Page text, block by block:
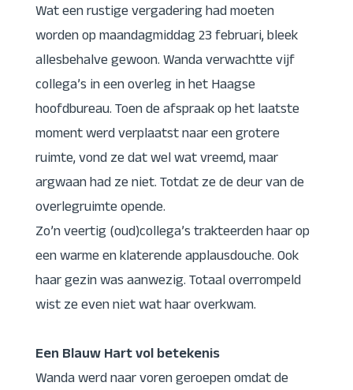
Wat een rustige vergadering had moeten
worden op maandagmiddag 23 februari, bleek
allesbehalve gewoon. Wanda verwachtte vijf
collega’s in een overleg in het Haagse
hoofdbureau. Toen de afspraak op het laatste
moment werd verplaatst naar een grotere
ruimte, vond ze dat wel wat vreemd, maar
argwaan had ze niet. Totdat ze de deur van de
overlegruimte opende.
Zo’n veertig (oud)collega’s trakteerden haar op
een warme en klaterende applausdouche. Ook
haar gezin was aanwezig. Totaal overrompeld
wist ze even niet wat haar overkwam.
Een Blauw Hart vol betekenis
Wanda werd naar voren geroepen omdat de